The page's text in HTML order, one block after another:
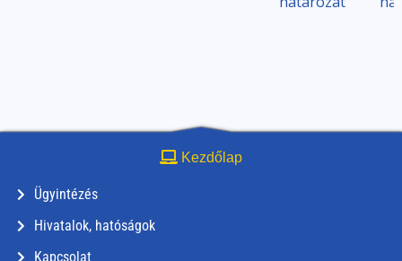
Kezdőlap
Ügyintézés
Hivatalok, hatóságok
Kapcsolat